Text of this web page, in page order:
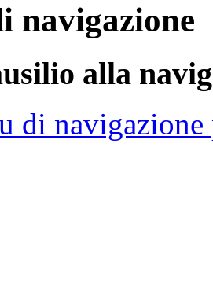
navigazione
alla
di